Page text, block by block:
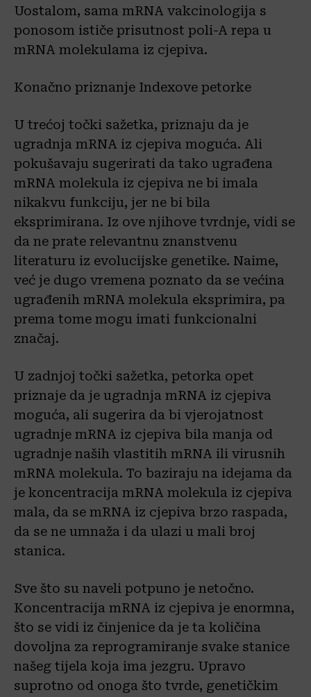
Uostalom, sama mRNA vakcinologija s
ponosom ističe prisutnost poli-A repa u
mRNA molekulama iz cjepiva.
Konačno priznanje Indexove petorke
U trećoj točki sažetka, priznaju da je
ugradnja mRNA iz cjepiva moguća. Ali
pokušavaju sugerirati da tako ugrađena
mRNA molekula iz cjepiva ne bi imala
nikakvu funkciju, jer ne bi bila
eksprimirana. Iz ove njihove tvrdnje, vidi se
da ne prate relevantnu znanstvenu
literaturu iz evolucijske genetike. Naime,
već je dugo vremena poznato da se većina
ugrađenih mRNA molekula eksprimira, pa
prema tome mogu imati funkcionalni
značaj.
U zadnjoj točki sažetka, petorka opet
priznaje da je ugradnja mRNA iz cjepiva
moguća, ali sugerira da bi vjerojatnost
ugradnje mRNA iz cjepiva bila manja od
ugradnje naših vlastitih mRNA ili virusnih
mRNA molekula. To baziraju na idejama da
je koncentracija mRNA molekula iz cjepiva
mala, da se mRNA iz cjepiva brzo raspada,
da se ne umnaža i da ulazi u mali broj
stanica.
Sve što su naveli potpuno je netočno.
Koncentracija mRNA iz cjepiva je enormna,
što se vidi iz činjenice da je ta količina
dovoljna za reprogramiranje svake stanice
našeg tijela koja ima jezgru. Upravo
suprotno od onoga što tvrde, genetičkim